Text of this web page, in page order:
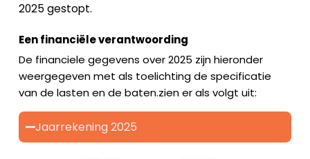
2025 gestopt.
Een financiële verantwoording
De financiele gegevens over 2025 zijn hieronder
weergegeven met als toelichting de specificatie
van de lasten en de baten.zien er als volgt uit:
Jaarrekening 2025